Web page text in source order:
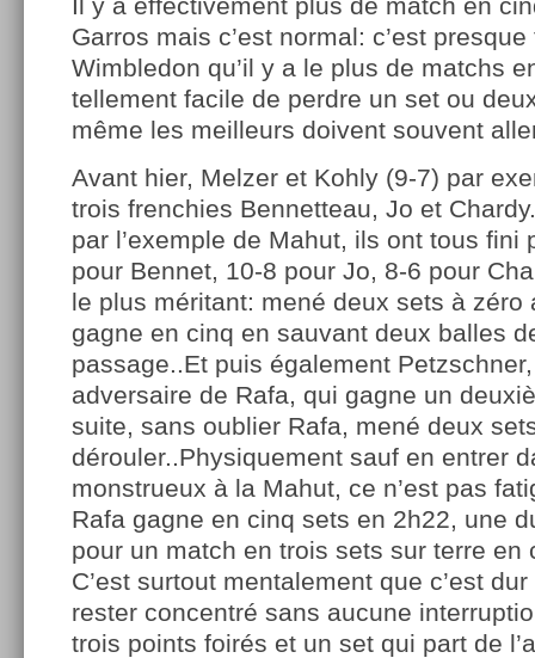
Garros mais c’est normal: c’est
Wimbledon qu’il y a le plus de matchs
tellement facile de perdre un set ou
même les meilleurs doivent souvent
Avant hier, Melzer et Kohly (9-7) par
trois frenchies Bennetteau, Jo et
par l’exemple de Mahut, ils ont tous fini
pour Bennet, 10-8 pour Jo, 8-6 pour
le plus méritant: mené deux sets à zéro
gagne en cinq en sauvant deux balles
passage..Et puis également
adversaire de Rafa, qui gagne un
suite, sans oublier Rafa, mené deux
dérouler..Physiquement sauf en entrer
monstrueux à la Mahut, ce n’est pas
Rafa gagne en cinq sets en 2h22, une
pour un match en trois sets sur terre en
C’est surtout mentalement que c’est dur
rester concentré sans aucune
trois points foirés et un set qui part de